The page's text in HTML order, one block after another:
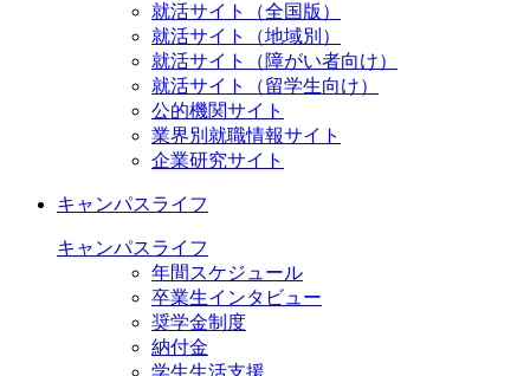
就活サイト（全国版）
就活サイト（地域別）
就活サイト（障がい者向け）
就活サイト（留学生向け）
公的機関サイト
業界別就職情報サイト
企業研究サイト
キャンパスライフ
キャンパスライフ
年間スケジュール
卒業生インタビュー
奨学金制度
納付金
学生生活支援